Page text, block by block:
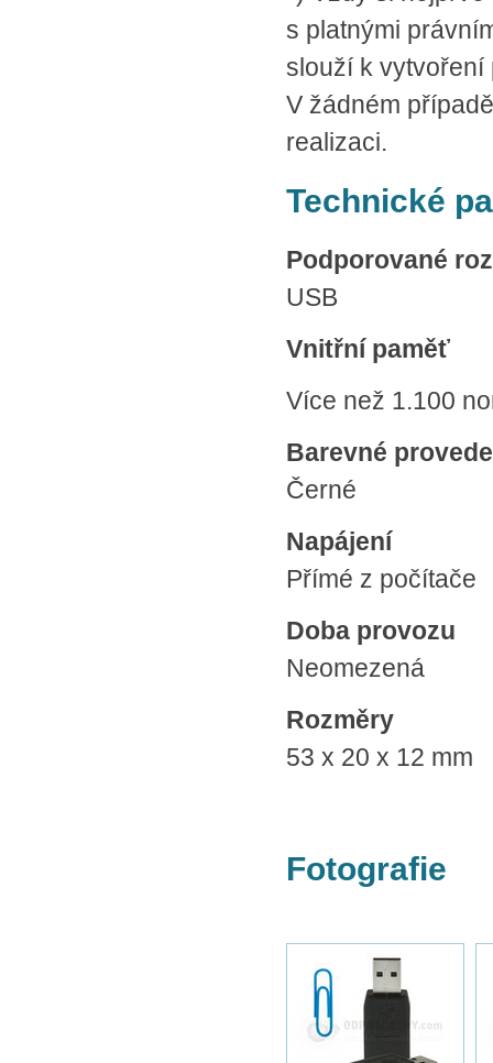
s platnými
slouží k vytvoření
V žádném
realizaci.
Technické
Podporované
USB
Vnitřní paměť
Více než 1.100
Barevné
Černé
Napájení
Přímé z počítače
Doba provozu
Neomezená
Rozměry
53 x 20 x 12 mm
Fotografie